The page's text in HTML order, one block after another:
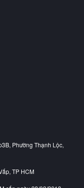
Phường Thạnh Lộc,
TP HCM